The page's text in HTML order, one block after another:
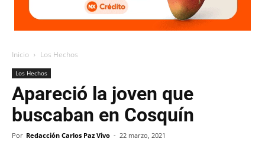
Inicio Los Hechos
Los Hechos
Apareció la joven que
buscaban en Cosquín
Por Redacción Carlos Paz Vivo - 22 marzo, 2021